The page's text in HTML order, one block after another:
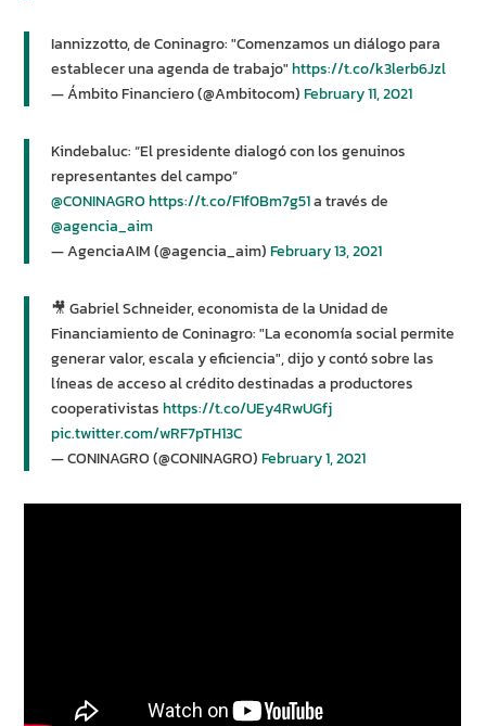
Iannizzotto, de Coninagro: "Comenzamos un diálogo para
establecer una agenda de trabajo"https://t.co/k3lerb6Jzl
— Ámbito Financiero (@Ambitocom)February 11, 2021
Kindebaluc: “El presidente dialogó con los genuinos
representantes del campo”
@CONINAGROhttps://t.co/F1f0Bm7g51a través de
@agencia_aim
— AgenciaAIM (@agencia_aim)February 13, 2021
🎥 Gabriel Schneider, economista de la Unidad de
Financiamiento de Coninagro: "La economía social permite
generar valor, escala y eficiencia", dijo y contó sobre las
líneas de acceso al crédito destinadas a productores
cooperativistashttps://t.co/UEy4RwUGfj
pic.twitter.com/wRF7pTH13C
— CONINAGRO (@CONINAGRO)February 1, 2021